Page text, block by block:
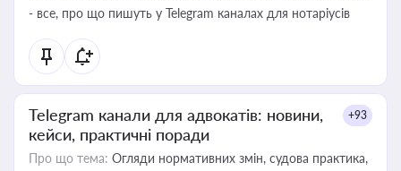
- все, про що пишуть у Telegram каналах для нотаріусів
Telegram канали для адвокатів: новини,
кейси, практичні поради
+93
Про що тема: Огляди нормативних змін, судова практика,